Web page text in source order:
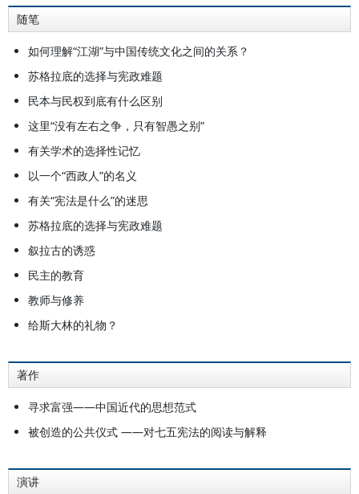
随笔
如何理解“江湖”与中国传统文化之间的关系？
苏格拉底的选择与宪政难题
民本与民权到底有什么区别
这里“没有左右之争，只有智愚之别”
有关学术的选择性记忆
以一个“西政人”的名义
有关“宪法是什么”的迷思
苏格拉底的选择与宪政难题
叙拉古的诱惑
民主的教育
教师与修养
给斯大林的礼物？
著作
寻求富强——中国近代的思想范式
被创造的公共仪式 ——对七五宪法的阅读与解释
演讲